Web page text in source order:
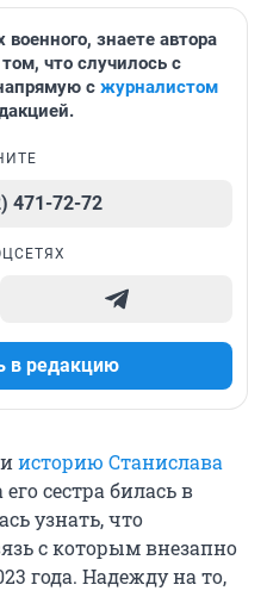
знаете автора
что случилось с
с журналистом
471-72-72
в редакцию
историю Станислава
сестра билась в
узнать, что
с которым внезапно
года. Надежду на то,